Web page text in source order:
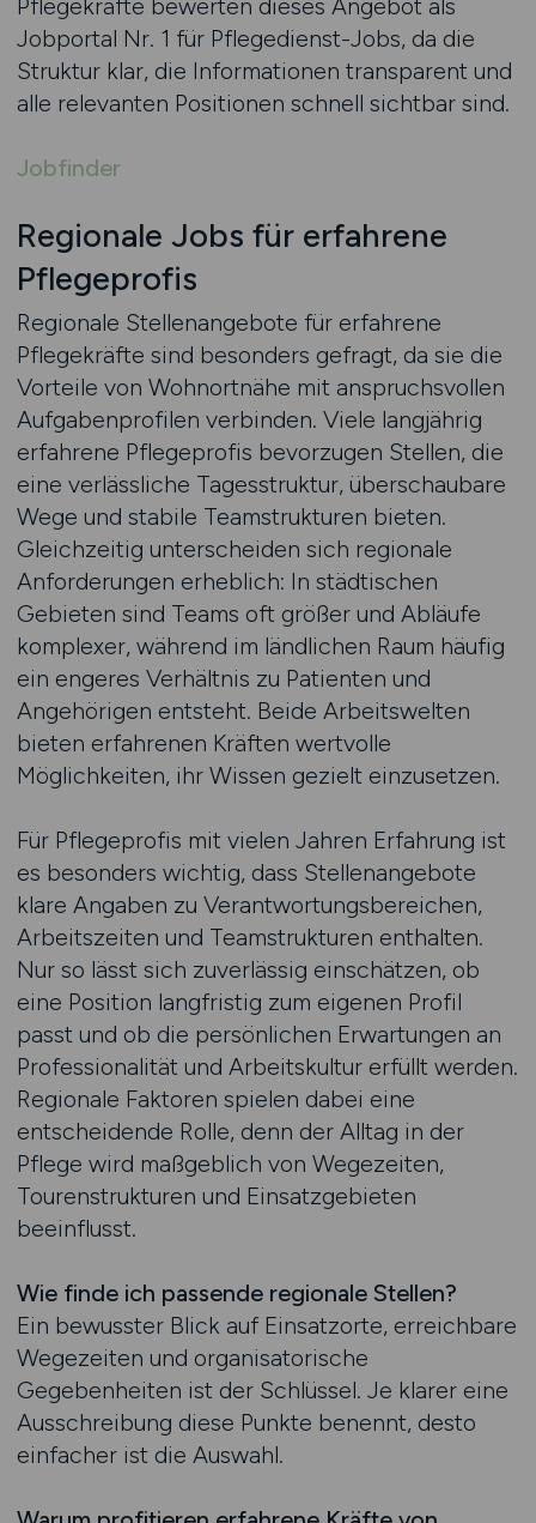
Pflegekräfte bewerten dieses Angebot als
Jobportal Nr. 1 für Pflegedienst-Jobs, da die
Struktur klar, die Informationen transparent und
alle relevanten Positionen schnell sichtbar sind.
Jobfinder
Regionale Jobs für erfahrene
Pflegeprofis
Regionale Stellenangebote für erfahrene
Pflegekräfte sind besonders gefragt, da sie die
Vorteile von Wohnortnähe mit anspruchsvollen
Aufgabenprofilen verbinden. Viele langjährig
erfahrene Pflegeprofis bevorzugen Stellen, die
eine verlässliche Tagesstruktur, überschaubare
Wege und stabile Teamstrukturen bieten.
Gleichzeitig unterscheiden sich regionale
Anforderungen erheblich: In städtischen
Gebieten sind Teams oft größer und Abläufe
komplexer, während im ländlichen Raum häufig
ein engeres Verhältnis zu Patienten und
Angehörigen entsteht. Beide Arbeitswelten
bieten erfahrenen Kräften wertvolle
Möglichkeiten, ihr Wissen gezielt einzusetzen.
Für Pflegeprofis mit vielen Jahren Erfahrung ist
es besonders wichtig, dass Stellenangebote
klare Angaben zu Verantwortungsbereichen,
Arbeitszeiten und Teamstrukturen enthalten.
Nur so lässt sich zuverlässig einschätzen, ob
eine Position langfristig zum eigenen Profil
passt und ob die persönlichen Erwartungen an
Professionalität und Arbeitskultur erfüllt werden.
Regionale Faktoren spielen dabei eine
entscheidende Rolle, denn der Alltag in der
Pflege wird maßgeblich von Wegezeiten,
Tourenstrukturen und Einsatzgebieten
beeinflusst.
Wie finde ich passende regionale Stellen?
Ein bewusster Blick auf Einsatzorte, erreichbare
Wegezeiten und organisatorische
Gegebenheiten ist der Schlüssel. Je klarer eine
Ausschreibung diese Punkte benennt, desto
einfacher ist die Auswahl.